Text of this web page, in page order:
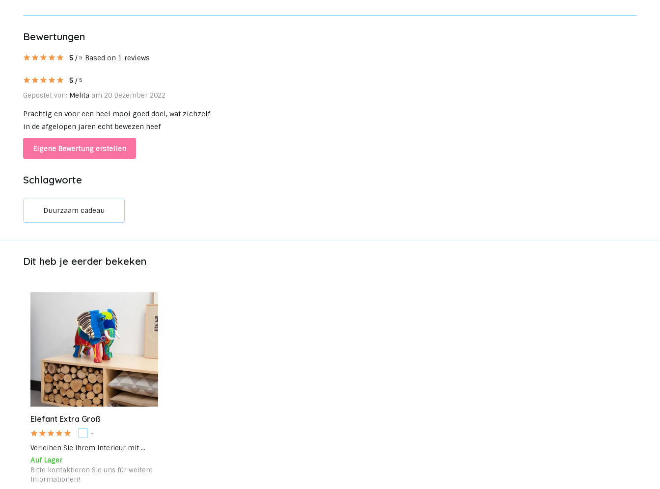
Bewertungen
5 / 5 Based on 1 reviews
5 / 5
Gepostet von: Melita am 20 Dezember 2022
Prachtig en voor een heel mooi goed doel, wat zichzelf
in de afgelopen jaren echt bewezen heef
Eigene Bewertung erstellen
Schlagworte
Duurzaam cadeau
Dit heb je eerder bekeken
Elefant Extra Groß
-
Verleihen Sie Ihrem Interieur mit ...
Auf Lager
Bitte kontaktieren Sie uns für weitere
Informationen!